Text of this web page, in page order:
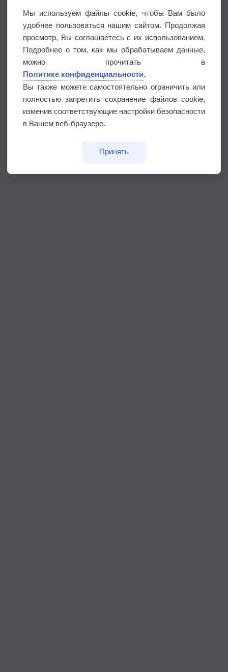
Мы используем файлы cookie, чтобы Вам было
удобнее пользоваться нашим сайтом. Продолжая
просмотр, Вы соглашаетесь с их использованием.
Подробнее о том, как мы обрабатываем данные,
можно прочитать в
Политике конфиденциальности.
Вы также можете самостоятельно ограничить или
полностью запретить сохранение файлов cookie,
изменив соответствующие настройки безопасности
в Вашем веб-браузере.
Принять